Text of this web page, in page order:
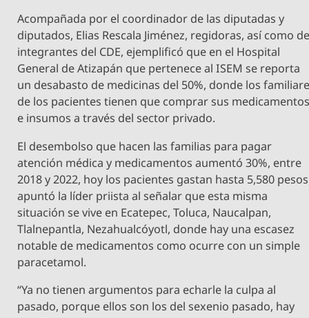
Acompañada por el coordinador de las diputadas y
diputados, Elias Rescala Jiménez, regidoras, así como
integrantes del CDE, ejemplificó que en el Hospital
General de Atizapán que pertenece al ISEM se reporta
un desabasto de medicinas del 50%, donde los
de los pacientes tienen que comprar sus
e insumos a través del sector privado.
El desembolso que hacen las familias para pagar
atención médica y medicamentos aumentó 30%, entre
2018 y 2022, hoy los pacientes gastan hasta 5,580
apuntó la líder priista al señalar que esta misma
situación se vive en Ecatepec, Toluca, Naucalpan,
Tlalnepantla, Nezahualcóyotl, donde hay una escasez
notable de medicamentos como ocurre con un simple
paracetamol.
“Ya no tienen argumentos para echarle la culpa al
pasado, porque ellos son los del sexenio pasado, hay